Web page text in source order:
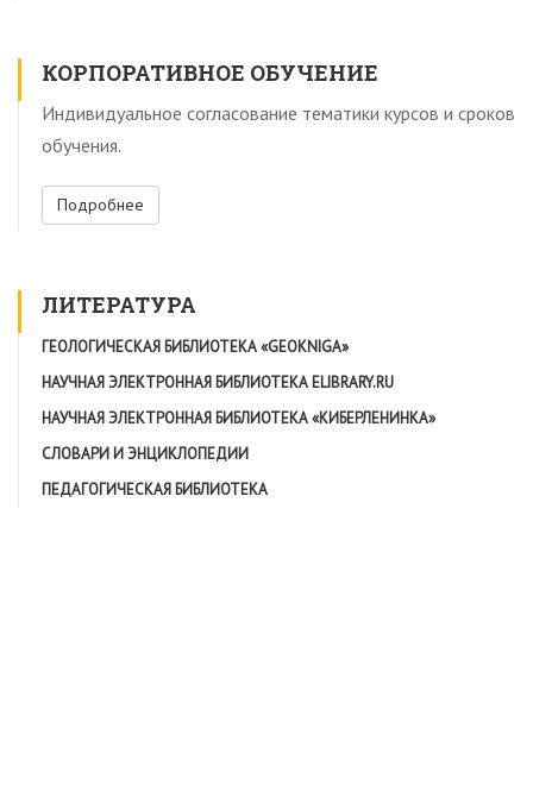
КОРПОРАТИВНОЕ ОБУЧЕНИЕ
Индивидуальное согласование тематики курсов и сроков
обучения.
Подробнее
ЛИТЕРАТУРА
ГЕОЛОГИЧЕСКАЯ БИБЛИОТЕКА «GEOKNIGA»
НАУЧНАЯ ЭЛЕКТРОННАЯ БИБЛИОТЕКА ELIBRARY.RU
НАУЧНАЯ ЭЛЕКТРОННАЯ БИБЛИОТЕКА «КИБЕРЛЕНИНКА»
СЛОВАРИ И ЭНЦИКЛОПЕДИИ
ПЕДАГОГИЧЕСКАЯ БИБЛИОТЕКА